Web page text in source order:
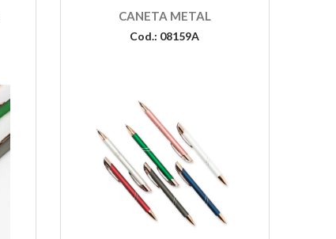
CANETA METAL
Cod.: 08159A